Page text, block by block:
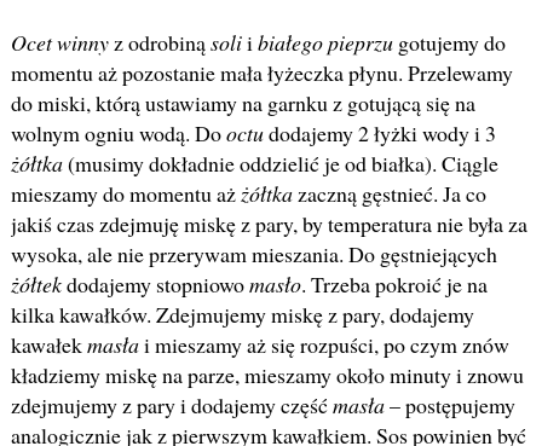
Ocet winnyz odrobinąsolii białego pieprzugotujemy do
momentu aż pozostanie mała łyżeczka płynu. Przelewamy
do miski, którą ustawiamy na garnku z gotującą się na
wolnym ogniu wodą. Dooctudodajemy 2 łyżki wody i 3
żółtka(musimy dokładnie oddzielić je od białka). Ciągle
mieszamy do momentu ażżółtkazaczną gęstnieć. Ja co
jakiś czas zdejmuję miskę z pary, by temperatura nie była za
wysoka, ale nie przerywam mieszania. Do gęstniejących
żółtekdodajemy stopniowomasło. Trzeba pokroić je na
kilka kawałków. Zdejmujemy miskę z pary, dodajemy
kawałekmasłai mieszamy aż się rozpuści, po czym znów
kładziemy miskę na parze, mieszamy około minuty i znowu
zdejmujemy z pary i dodajemy częśćmasła– postępujemy
analogicznie jak z pierwszym kawałkiem. Sos powinien być